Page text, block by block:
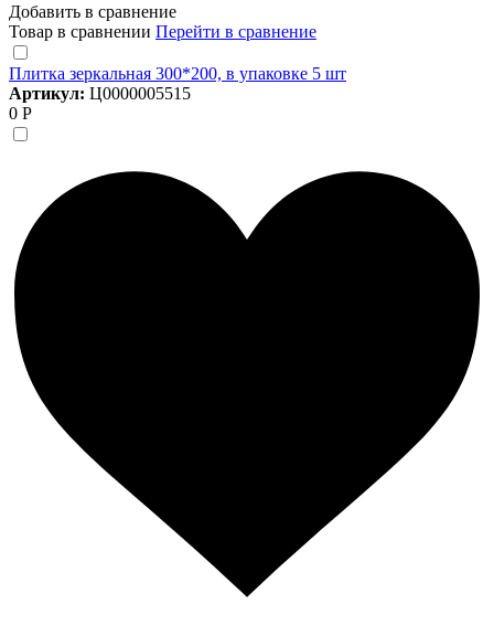
Добавить в сравнение
Товар в сравнении Перейти в сравнение
Плитка зеркальная 300*200, в упаковке 5 шт
Артикул: Ц0000005515
0 Р